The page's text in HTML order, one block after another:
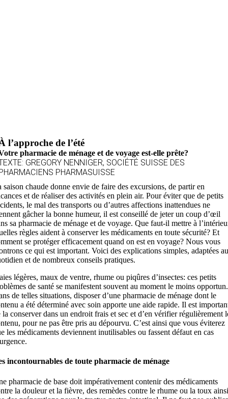
l’approche de l’été
pharmacie de ménage et de voyage est-elle prête?
GREGORY NENNIGER, SOCIÉTÉ SUISSE DES
PHARMASUISSE
saison chaude donne envie de faire des excursions, de partir en
et de réaliser des activités en plein air. Pour éviter que de petits
le mal des transports ou d’autres affections inattendues ne
gâcher la bonne humeur, il est conseillé de jeter un coup d’œil
sa pharmacie de ménage et de voyage. Que faut-il mettre à
règles aident à conserver les médicaments en toute sécurité? Et
se protéger efficacement quand on est en voyage? Nous vous
ce qui est important. Voici des explications simples, adaptées au
et de nombreux conseils pratiques.
légères, maux de ventre, rhume ou piqûres d’insectes: ces petits
de santé se manifestent souvent au moment le moins opportun.
de telles situations, disposer d’une pharmacie de ménage dont le
a été déterminé avec soin apporte une aide rapide. Il est
la conserver dans un endroit frais et sec et d’en vérifier régulièrement
pour ne pas être pris au dépourvu. C’est ainsi que vous éviterez
les médicaments deviennent inutilisables ou fassent défaut en cas
incontournables de toute pharmacie de ménage
pharmacie de base doit impérativement contenir des médicaments
la douleur et la fièvre, des remèdes contre le rhume ou la toux ainsi